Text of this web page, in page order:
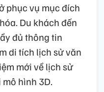
phục vụ mục đích
Du khách đến
đủ thông tin
di tích lịch sử văn
mới về lịch sử
hình 3D.